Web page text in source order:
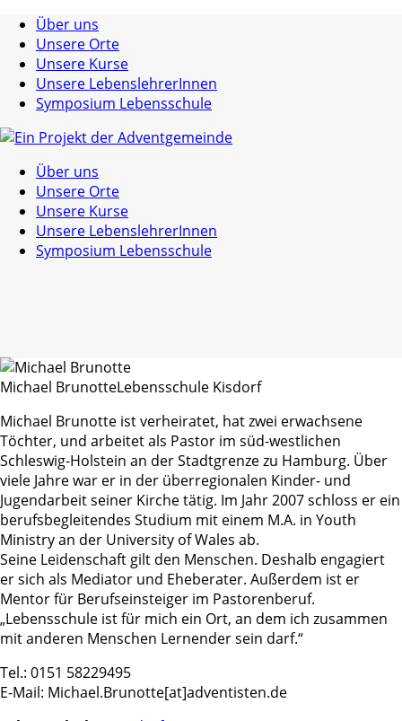
Über uns
Unsere Orte
Unsere Kurse
Unsere LebenslehrerInnen
Symposium Lebensschule
Über uns
Unsere Orte
Unsere Kurse
Unsere LebenslehrerInnen
Symposium Lebensschule
Michael BrunotteLebensschule Kisdorf
Michael Brunotte ist verheiratet, hat zwei erwachsene
Töchter, und arbeitet als Pastor im süd-westlichen
Schleswig-Holstein an der Stadtgrenze zu Hamburg. Über
viele Jahre war er in der überregionalen Kinder- und
Jugendarbeit seiner Kirche tätig. Im Jahr 2007 schloss er ein
berufsbegleitendes Studium mit einem M.A. in Youth
Ministry an der University of Wales ab.
Seine Leidenschaft gilt den Menschen. Deshalb engagiert
er sich als Mediator und Eheberater. Außerdem ist er
Mentor für Berufseinsteiger im Pastorenberuf.
„Lebensschule ist für mich ein Ort, an dem ich zusammen
mit anderen Menschen Lernender sein darf.“
Tel.: 0151 58229495
E-Mail: Michael.Brunotte[at]adventisten.de